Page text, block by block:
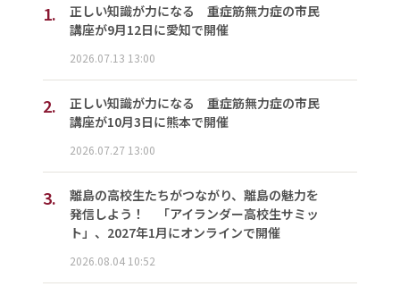
1.
正しい知識が力になる 重症筋無力症の市民
講座が9月12日に愛知で開催
2026.07.13 13:00
2.
正しい知識が力になる 重症筋無力症の市民
講座が10月3日に熊本で開催
2026.07.27 13:00
3.
離島の高校生たちがつながり、離島の魅力を
発信しよう！ 「アイランダー高校生サミッ
ト」、2027年1月にオンラインで開催
2026.08.04 10:52